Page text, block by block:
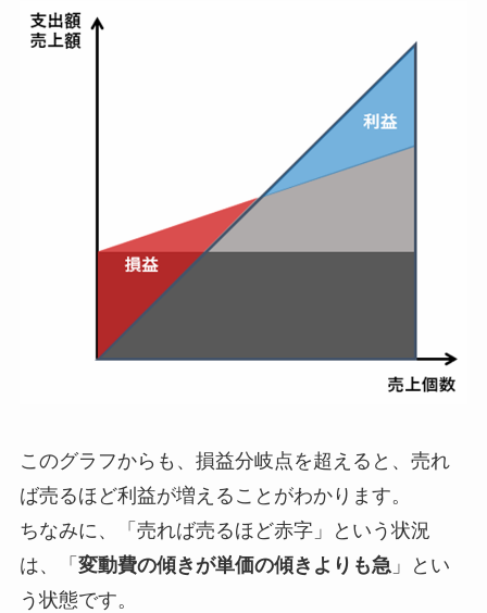
このグラフからも、損益分岐点を超えると、売れ
ば売るほど利益が増えることがわかります。
ちなみに、「売れば売るほど赤字」という状況
は、「 変動費の傾きが単価の傾きよりも急」とい
う状態です。